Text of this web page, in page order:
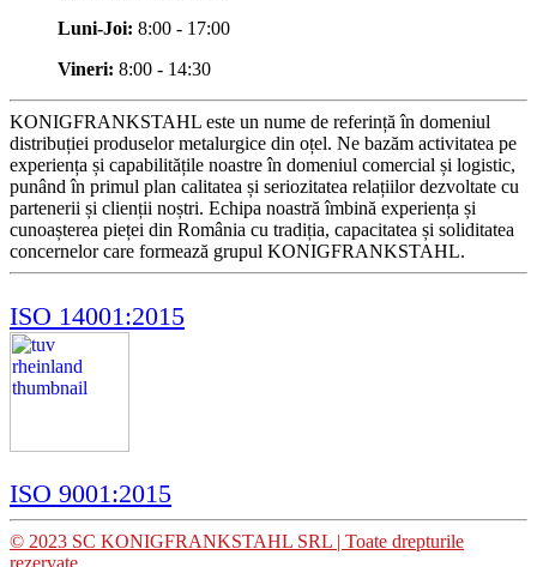
Luni-Joi: 8:00 - 17:00
Vineri: 8:00 - 14:30
KONIGFRANKSTAHL este un nume de referință în domeniul
distribuției produselor metalurgice din oțel. Ne bazăm activitatea pe
experiența și capabilitățile noastre în domeniul comercial și logistic,
punând în primul plan calitatea și seriozitatea relațiilor dezvoltate cu
partenerii și clienții noștri. Echipa noastră îmbină experiența și
cunoașterea pieței din România cu tradiția, capacitatea și soliditatea
concernelor care formează grupul KONIGFRANKSTAHL.
ISO 14001:2015
ISO 9001:2015
© 2023 SC KONIGFRANKSTAHL SRL | Toate drepturile
rezervate.